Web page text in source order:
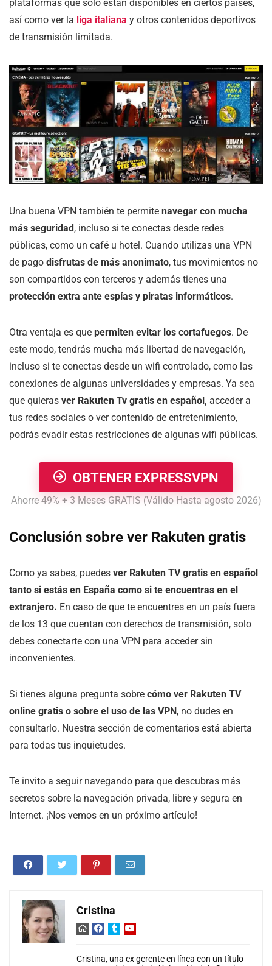
plataformas que solo están disponibles en ciertos países,
así como ver la liga italiana y otros contenidos deportivos
de transmisión limitada.
Una buena VPN también te permite navegar con mucha
más seguridad, incluso si te conectas desde redes
públicas, como un café u hotel. Cuando utilizas una VPN
de pago disfrutas de más anonimato, tus movimientos no
son compartidos con terceros y además tienes una
protección extra ante espías y piratas informáticos.
Otra ventaja es que permiten evitar los cortafuegos. De
este modo, tendrás mucha más libertad de navegación,
incluso si te conectas desde un wifi controlado, como las
conexiones de algunas universidades y empresas. Ya sea
que quieras ver Rakuten Tv gratis en español, acceder a
tus redes sociales o ver contenido de entretenimiento,
podrás evadir estas restricciones de algunas wifi públicas.
OBTENER EXPRESSVPN
Ahorre 49% + 3 Meses GRATIS (Válido Hasta agosto 2026)
Conclusión sobre ver Rakuten gratis
Como ya sabes, puedes ver Rakuten TV gratis en español
tanto si estás en España como si te encuentras en el
extranjero. En caso de que te encuentres en un país fuera
de los 13 que cuentan con derechos de transmisión, solo
debes conectarte con una VPN para acceder sin
inconvenientes.
Si tienes alguna pregunta sobre cómo ver Rakuten TV
online gratis o sobre el uso de las VPN, no dudes en
consultarlo. Nuestra sección de comentarios está abierta
para todas tus inquietudes.
Te invito a seguir navegando para que descubras más
secretos sobre la navegación privada, libre y segura en
Internet. ¡Nos vemos en un próximo artículo!
Cristina
Cristina, una ex gerente en línea con un título